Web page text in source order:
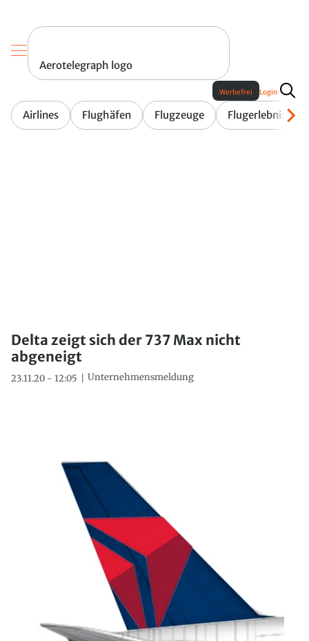
Aerotelegraph logo
Airlines Flughäfen Flugzeuge Flugerlebnis
Werbefrei Login
Delta zeigt sich der 737 Max nicht
abgeneigt
23.11.20 - 12:05 Unternehmensmeldung